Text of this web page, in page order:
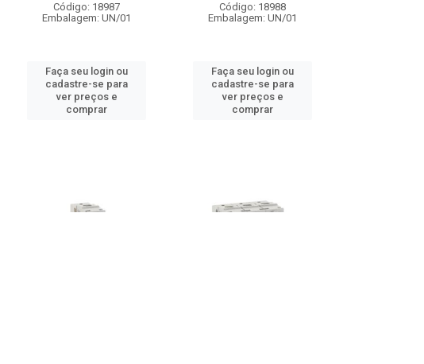
Código: 18987
Embalagem: UN/01
Faça seu login ou
cadastre-se para
ver preços e
comprar
Código: 18988
Embalagem: UN/01
Faça seu login ou
cadastre-se para
ver preços e
comprar